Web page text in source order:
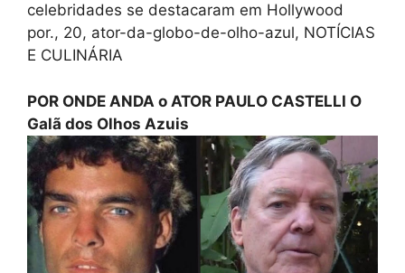
celebridades se destacaram em Hollywood
por., 20, ator-da-globo-de-olho-azul, NOTÍCIAS
E CULINÁRIA
POR ONDE ANDA o ATOR PAULO CASTELLI O
Galã dos Olhos Azuis